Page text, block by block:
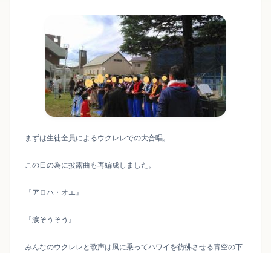
まずは生徒全員によるウクレレでの大合唱。
この日の為に披露曲も再編成しました。
『アロハ・オエ』
『涙そうそう』
みんなのウクレレと歌声は風に乗ってハワイを彷彿させる青空の下